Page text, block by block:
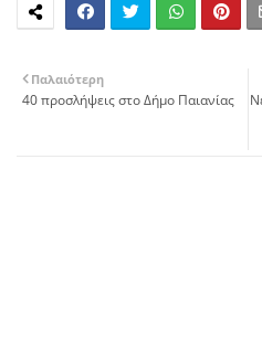
Παλαιότερη
40 προσλήψεις στο Δήμο Παιανίας